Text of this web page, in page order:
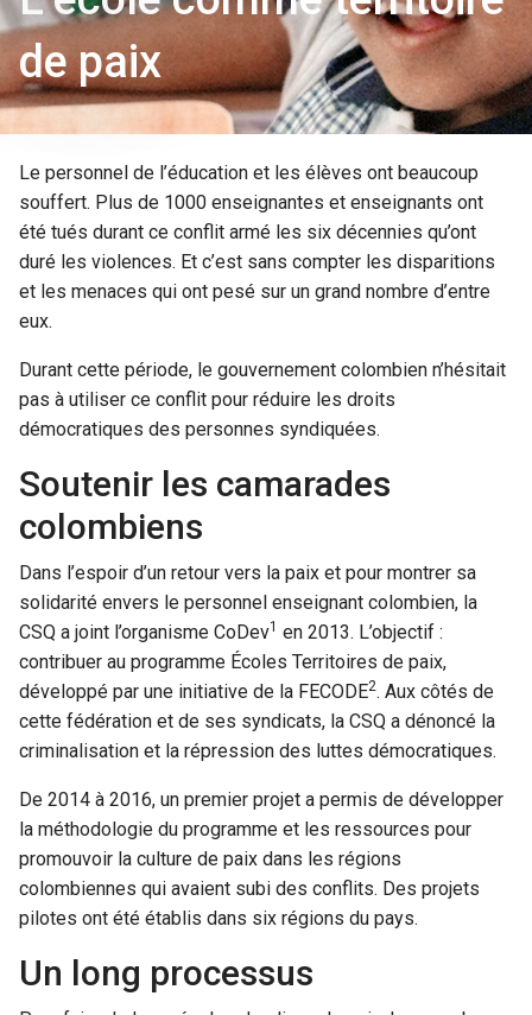
de paix
Le personnel de l’éducation et les élèves ont beaucoup
souffert. Plus de 1000 enseignantes et enseignants ont
été tués durant ce conflit armé les six décennies qu’ont
duré les violences. Et c’est sans compter les disparitions
et les menaces qui ont pesé sur un grand nombre d’entre
eux.
Durant cette période, le gouvernement colombien n’hésitait
pas à utiliser ce conflit pour réduire les droits
démocratiques des personnes syndiquées.
Soutenir les camarades
colombiens
Dans l’espoir d’un retour vers la paix et pour montrer sa
solidarité envers le personnel enseignant colombien, la
CSQ a joint l’organisme CoDev1 en 2013. L’objectif :
contribuer au programme Écoles Territoires de paix,
développé par une initiative de la FECODE2. Aux côtés de
cette fédération et de ses syndicats, la CSQ a dénoncé la
criminalisation et la répression des luttes démocratiques.
De 2014 à 2016, un premier projet a permis de développer
la méthodologie du programme et les ressources pour
promouvoir la culture de paix dans les régions
colombiennes qui avaient subi des conflits. Des projets
pilotes ont été établis dans six régions du pays.
Un long processus